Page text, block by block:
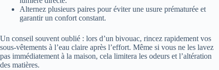
Alternez plusieurs paires pour éviter une usure prématurée et
garantir un confort constant.
Un conseil souvent oublié : lors d’un bivouac, rincez rapidement vos
sous-vêtements à l’eau claire après l’effort. Même si vous ne les lavez
pas immédiatement à la maison, cela limitera les odeurs et l’altération
des matières.